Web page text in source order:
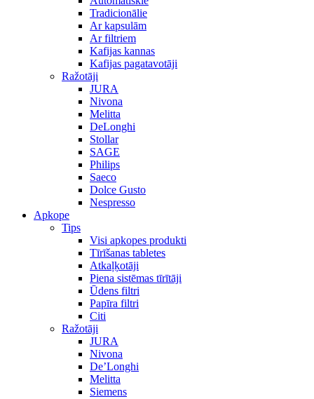
Tradicionālie
Ar kapsulām
Ar filtriem
Kafijas kannas
Kafijas pagatavotāji
Ražotāji
JURA
Nivona
Melitta
DeLonghi
Stollar
SAGE
Philips
Saeco
Dolce Gusto
Nespresso
Apkope
Tips
Visi apkopes produkti
Tīrīšanas tabletes
Atkaļķotāji
Piena sistēmas tīrītāji
Ūdens filtri
Papīra filtri
Citi
Ražotāji
JURA
Nivona
De’Longhi
Melitta
Siemens